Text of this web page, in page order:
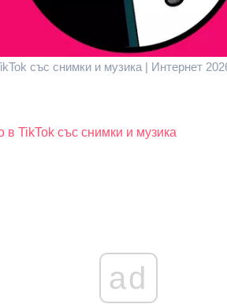
със снимки и музика | Интернет
в TikTok със снимки и музика
ad